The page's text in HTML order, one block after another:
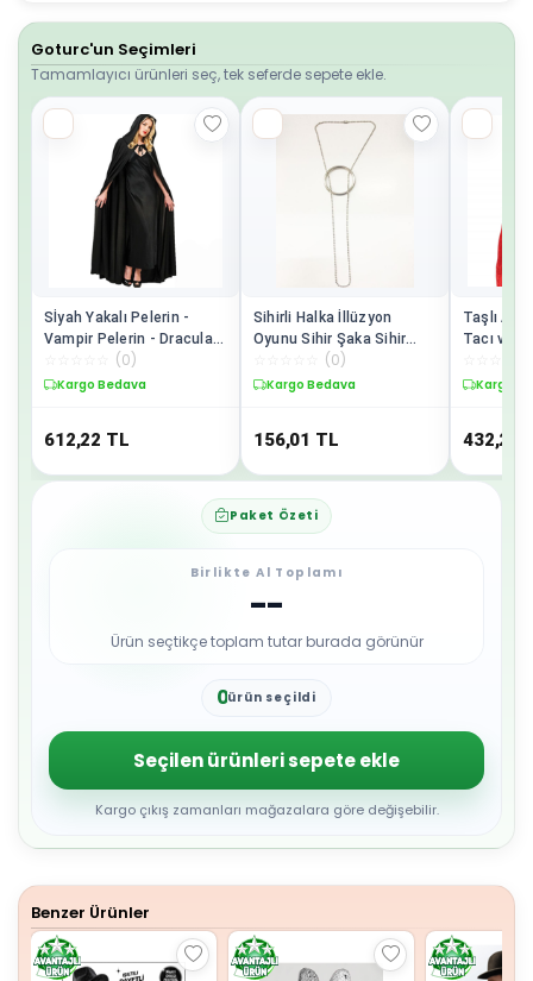
Goturc'un Seçimleri
Tamamlayıcı ürünleri seç, tek seferde sepete ekle.
Sİyah Yakalı Pelerin -
Vampir Pelerin - Dracula
Pelerin 90 cm
(0)
Kargo Bedava
612,22 TL
Sihirli Halka İllüzyon
Oyunu Sihir Şaka Sihir
Malzemesi(0)
Kargo Bedava
156,01 TL
Taşlı
Tacı ve
Kargo
432,24
Paket Özeti
Birlikte Al Toplamı
--
Ürün seçtikçe toplam tutar burada görünür
0
2
3
4
5
6
8
ürün seçildi
Seçilen ürünleri sepete ekle
Kargo çıkış zamanları mağazalara göre değişebilir.
Benzer Ürünler